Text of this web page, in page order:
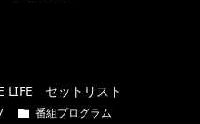
セットリスト
番組プログラム